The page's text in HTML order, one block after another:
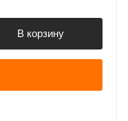
В корзину